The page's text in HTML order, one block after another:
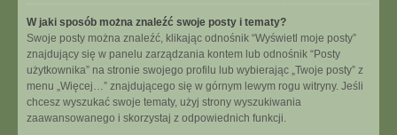
W jaki sposób można znaleźć swoje posty i tematy?
Swoje posty można znaleźć, klikając odnośnik “Wyświetl moje posty”
znajdujący się w panelu zarządzania kontem lub odnośnik “Posty
użytkownika” na stronie swojego profilu lub wybierając „Twoje posty” z
menu „Więcej…” znajdującego się w górnym lewym rogu witryny. Jeśli
chcesz wyszukać swoje tematy, użyj strony wyszukiwania
zaawansowanego i skorzystaj z odpowiednich funkcji.